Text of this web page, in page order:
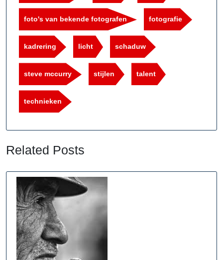
foto's van bekende fotografen fotografie
kadrering licht schaduw
steve mccurry stijlen talent
technieken
Related Posts